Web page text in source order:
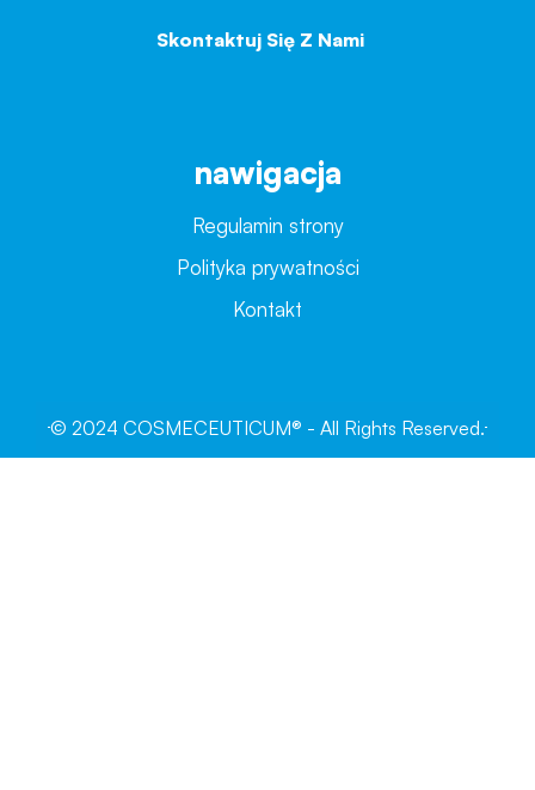
Skontaktuj Się Z Nami
nawigacja
Regulamin strony
Polityka prywatności
Kontakt
© 2024 COSMECEUTICUM® - All Rights Reserved.